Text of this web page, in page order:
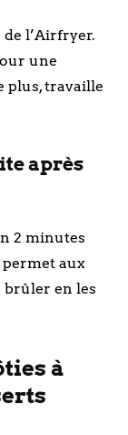
de l’Airfryer.
une
plus, travaille
après
2 minutes
permet aux
brûler en les
à